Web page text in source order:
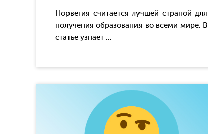
Норвегия считается лучшей страной для
получения образования во всеми мире. В
статье узнает ...